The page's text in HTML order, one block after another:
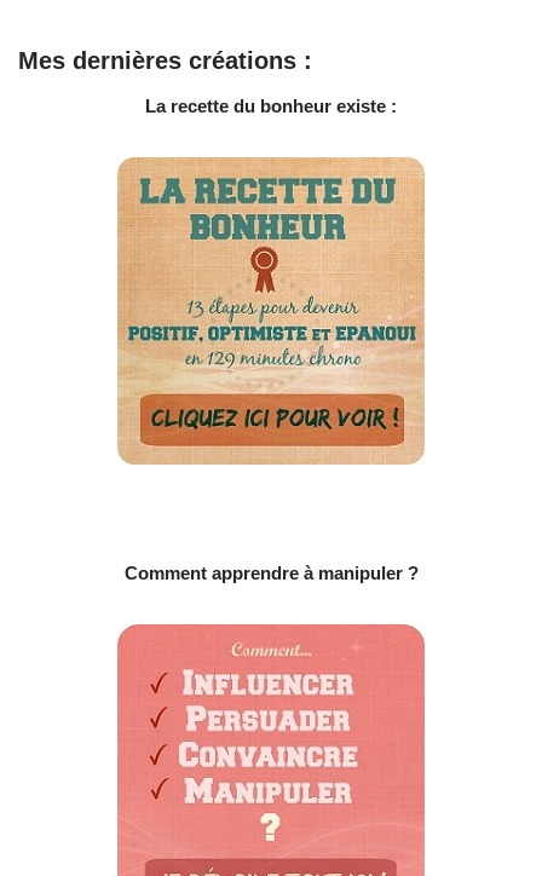
Mes dernières créations :
La recette du bonheur existe :
Comment apprendre à manipuler ?